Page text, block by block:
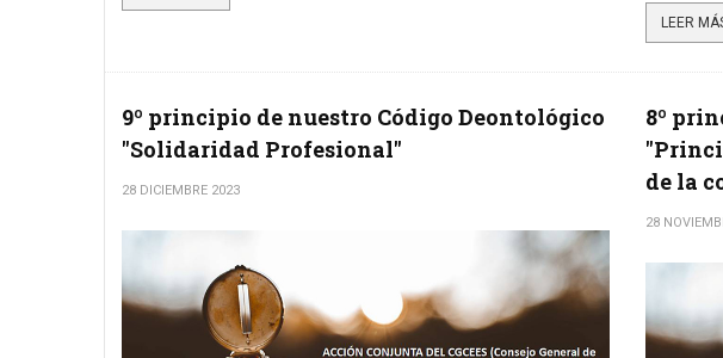
LEER
9º principio de nuestro Código Deontológico
"Solidaridad Profesional"
28 DICIEMBRE 2023
8º
de la
28